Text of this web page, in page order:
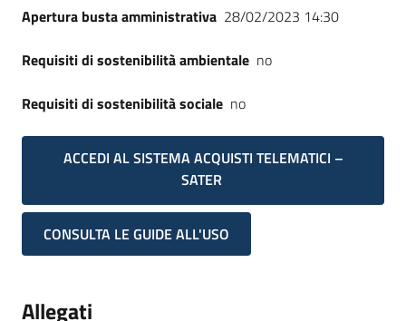
Apertura busta amministrativa 28/02/2023 14:30
Requisiti di sostenibilità ambientale no
Requisiti di sostenibilità sociale no
ACCEDI AL SISTEMA ACQUISTI TELEMATICI –
SATER
CONSULTA LE GUIDE ALL'USO
Allegati